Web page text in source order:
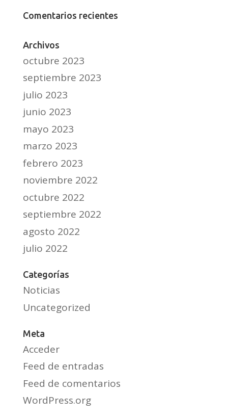
Comentarios recientes
Archivos
octubre 2023
septiembre 2023
julio 2023
junio 2023
mayo 2023
marzo 2023
febrero 2023
noviembre 2022
octubre 2022
septiembre 2022
agosto 2022
julio 2022
Categorías
Noticias
Uncategorized
Meta
Acceder
Feed de entradas
Feed de comentarios
WordPress.org